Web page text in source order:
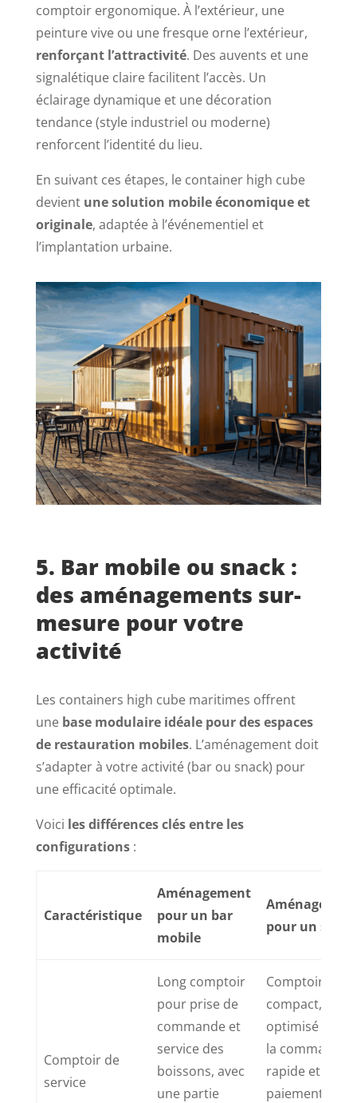
comptoir ergonomique. À l’extérieur, une
peinture vive ou une fresque orne l’extérieur,
renforçant l’attractivité. Des auvents et une
signalétique claire facilitent l’accès. Un
éclairage dynamique et une décoration
tendance (style industriel ou moderne)
renforcent l’identité du lieu.
En suivant ces étapes, le container high cube
devient une solution mobile économique et
originale, adaptée à l’événementiel et
l’implantation urbaine.
5. Bar mobile ou snack :
des aménagements sur-
mesure pour votre
activité
Les containers high cube maritimes offrent
une base modulaire idéale pour des espaces
de restauration mobiles. L’aménagement doit
s’adapter à votre activité (bar ou snack) pour
une efficacité optimale.
Voici les différences clés entre les
configurations:
Caractéristique
Aménagement
pour un bar
mobile
pour un
Comptoir de
service
Long comptoir
pour prise de
commande et
service des
boissons, avec
une partie
Comptoir
compact,
optimisé pour
la commande
rapide et le
paiement, avec